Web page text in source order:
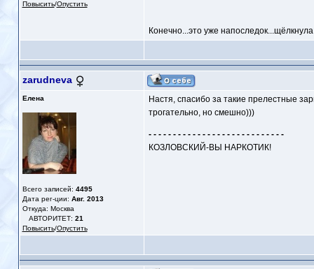
Повысить/Опустить
Конечно...это уже
zarudneva
Елена
Всего записей: 4495
Дата рег-ции: Авг. 2013
Откуда: Москва
АВТОРИТЕТ: 21
Повысить/Опустить
Настя, спасибо за такие прелестные
трогательно, но смешно)))
- - - - - - - - - - - - - - - - - - - - - - - - - - - -
КОЗЛОВСКИЙ-ВЫ НАРКОТИК!